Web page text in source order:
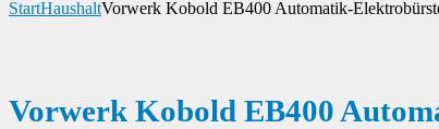
StartHaushaltVorwerk Kobold EB400 Automatik-
Vorwerk Kobold EB400